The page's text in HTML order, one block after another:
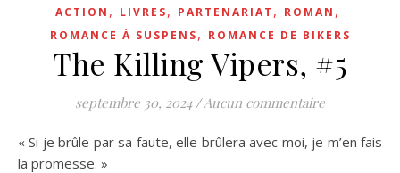
ACTION , LIVRES, PARTENARIAT , ROMAN ,
ROMANCE À SUSPENS, ROMANCE DE BIKERS
The Killing Vipers, #5
septembre 30, 2024 / Aucun commentaire
« Si je brûle par sa faute, elle brûlera avec moi, je m’en fais
la promesse. »